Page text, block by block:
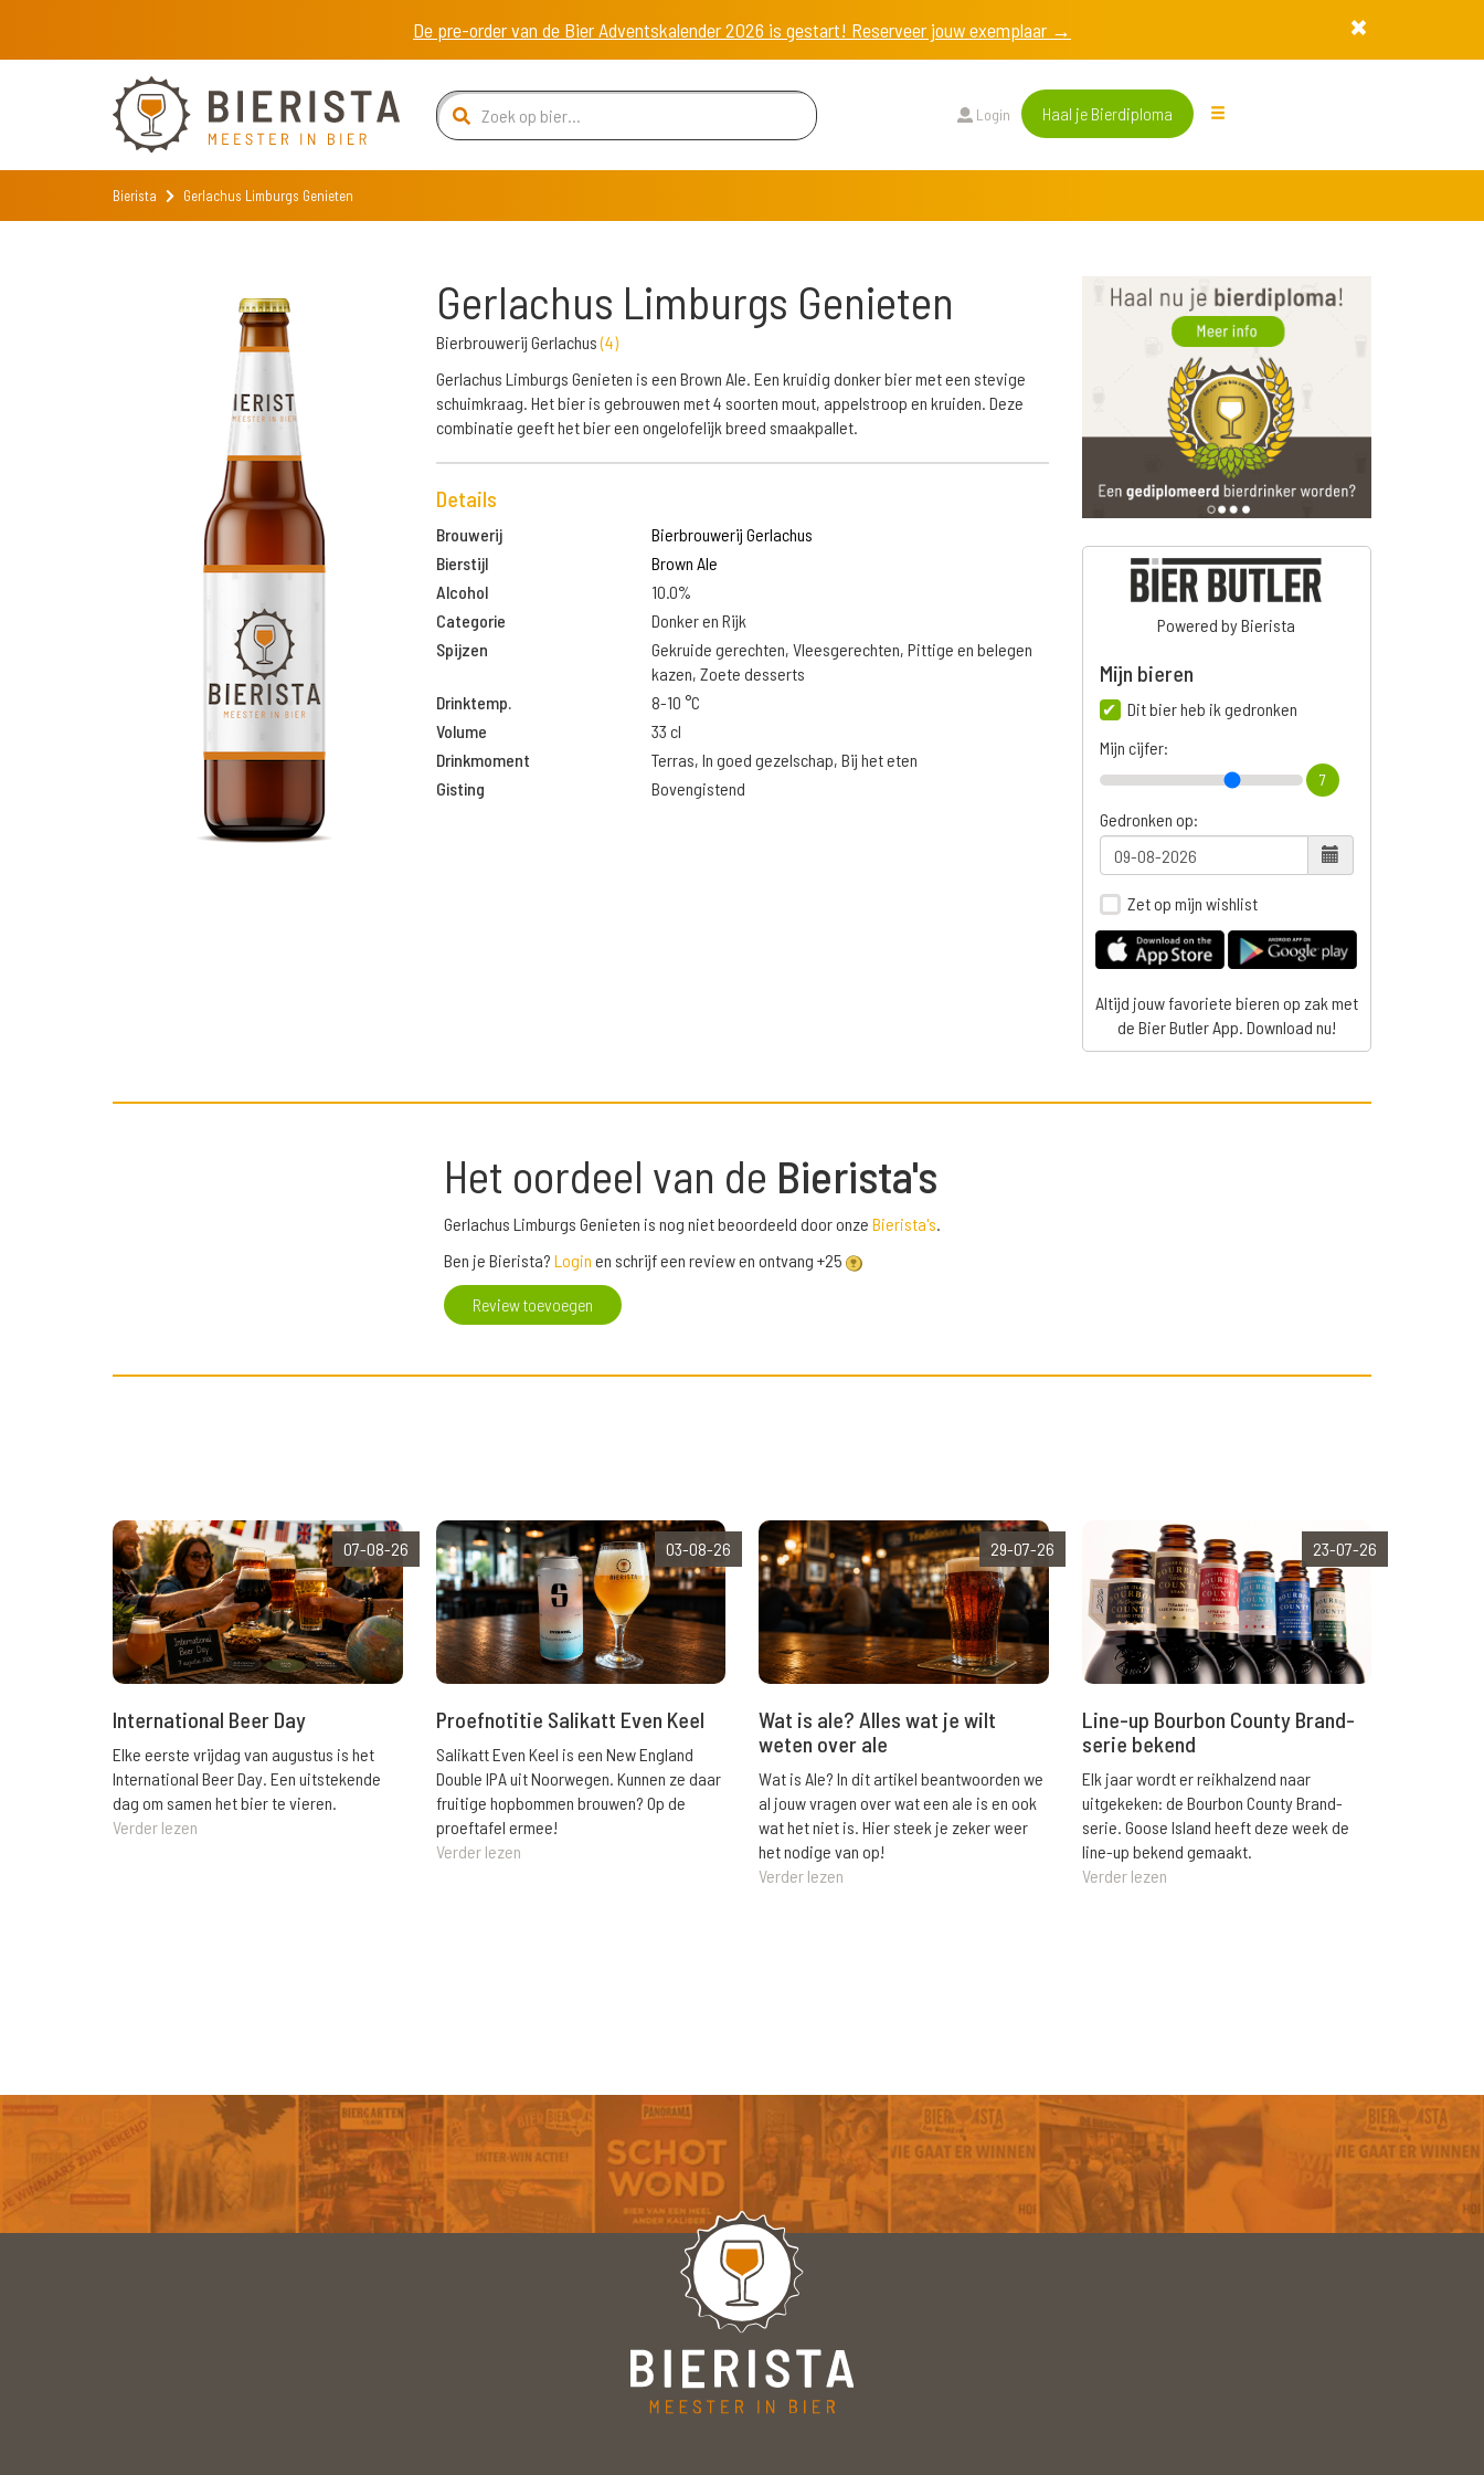
De pre-order van de Bier Adventskalender 2026 is gestart! Reserveer jouw exemplaar →
Login Haal je Bierdiploma
Bierista Gerlachus Limburgs Genieten
Gerlachus Limburgs Genieten
Bierbrouwerij Gerlachus(4)
Gerlachus Limburgs Genieten is een Brown Ale. Een kruidig donker bier met een stevige
schuimkraag. Het bier is gebrouwen met 4 soorten mout, appelstroop en kruiden. Deze
combinatie geeft het bier een ongelofelijk breed smaakpallet.
Details
Brouwerij
Bierbrouwerij Gerlachus
Bierstijl
Brown Ale
Alcohol
10.0%
Categorie
Donker en Rijk
Spijzen
Gekruide gerechten, Vleesgerechten, Pittige en belegen
kazen, Zoete desserts
Drinktemp.
8-10 °C
Volume
33 cl
Drinkmoment
Terras, In goed gezelschap, Bij het eten
Gisting
Bovengistend
Powered by Bierista
Mijn bieren
Dit bier heb ik gedronken
Mijn cijfer:
7
Gedronken op:
Zet op mijn wishlist
Altijd jouw favoriete bieren op zak met
de Bier Butler App. Download nu!
Het oordeel van de Bierista's
Gerlachus Limburgs Genieten is nog niet beoordeeld door onze Bierista's.
Ben je Bierista? Login en schrijf een review en ontvang +25
Review toevoegen
07-08-26
International Beer Day
Elke eerste vrijdag van augustus is het
International Beer Day. Een uitstekende
dag om samen het bier te vieren.
Verder lezen
03-08-26
Proefnotitie Salikatt Even Keel
Salikatt Even Keel is een New England
Double IPA uit Noorwegen. Kunnen ze daar
fruitige hopbommen brouwen? Op de
proeftafel ermee!
Verder lezen
29-07-26
Wat is ale? Alles wat je wilt
weten over ale
Wat is Ale? In dit artikel beantwoorden we
al jouw vragen over wat een ale is en ook
wat het niet is. Hier steek je zeker weer
het nodige van op!
Verder lezen
23-07-26
Line-up Bourbon County Brand-
serie bekend
Elk jaar wordt er reikhalzend naar
uitgekeken: de Bourbon County Brand-
serie. Goose Island heeft deze week de
line-up bekend gemaakt.
Verder lezen